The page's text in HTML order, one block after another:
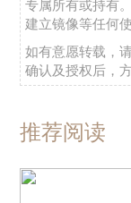
专属所有或持有
建立镜像等任何使
如有意愿转载，
确认及授权后，
推荐阅读